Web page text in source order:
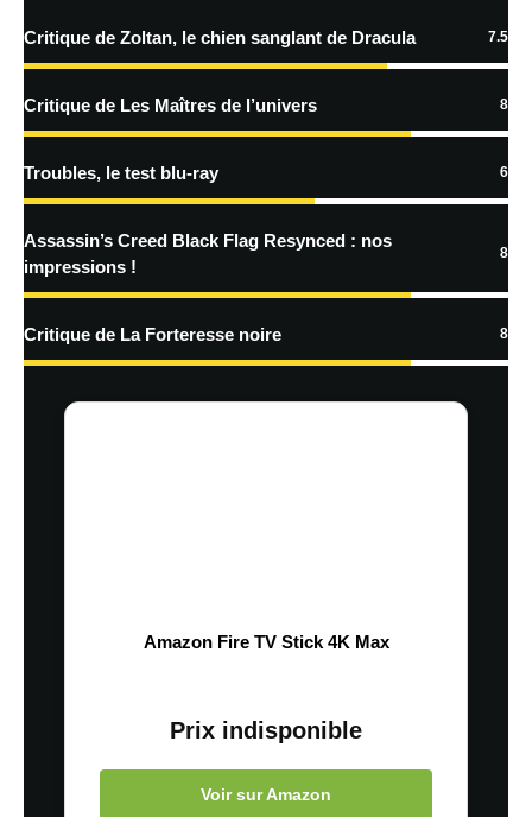
En savoir
traitées
Critique de Zoltan, le chien sanglant de Dracula 7.5
Critique de Les Maîtres de l’univers 8
Troubles, le test blu-ray 6
Assassin’s Creed Black Flag Resynced : nos
impressions !
8
Critique de La Forteresse noire 8
Amazon Fire TV Stick 4K Max
Prix indisponible
Voir sur Amazon